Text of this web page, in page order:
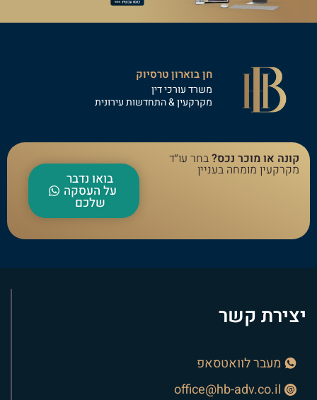
חן בוארון טרסיוק
משרד עורכי דין
מקרקעין & התחדשות עירונית
קונה או מוכר נכס?בחר עו״ד
מקרקעין מומחה בעניין בואו נדבר
על העסקה
שלכם
יצירת קשר
מעבר לוואטסאפ
office@hb-adv.co.il